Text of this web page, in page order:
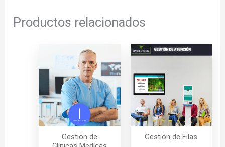
Productos relacionados
Gestión de
Gestión de Filas